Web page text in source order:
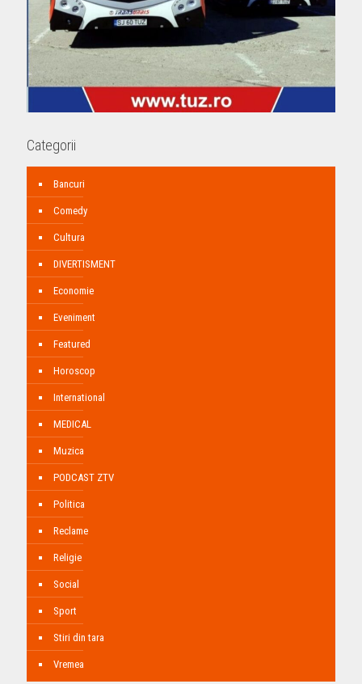
Categorii
Bancuri
Comedy
Cultura
DIVERTISMENT
Economie
Eveniment
Featured
Horoscop
International
MEDICAL
Muzica
PODCAST ZTV
Politica
Reclame
Religie
Social
Sport
Stiri din tara
Vremea